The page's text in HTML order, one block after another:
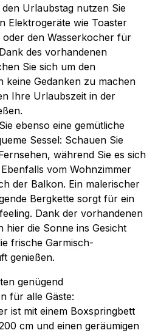
Urlaubstag nutzen Sie
Elektrogeräte wie Toaster
oder den Wasserkocher für
des vorhandenen
Sie sich um den
keine Gedanken zu machen
Ihre Urlaubszeit in der
ebenso eine gemütliche
Sessel: Schauen Sie
während Sie es sich
vom Wohnzimmer
der Balkon. Ein malerischer
Bergkette sorgt für ein
Dank der vorhandenen
hier die Sonne ins Gesicht
frische Garmisch-
genießen.
genügend
für alle Gäste:
ist mit einem Boxspringbett
cm und einen geräumigen